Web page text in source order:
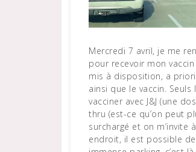
Mercredi 7 avril, je me
pour recevoir mon
mis à disposition, a
ainsi que le vaccin.
vacciner avec J&J (une
thru (est-ce qu’on peut
surchargé et on m’invite
endroit, il est possible de